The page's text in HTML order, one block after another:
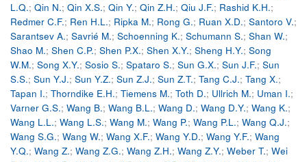
L.Q.; Qin N.; Qin X.S.; Qin Y.; Qin Z.H.; Qiu J.F.; Rashid K.H.;
Redmer C.F.; Ren H.L.; Ripka M.; Rong G.; Ruan X.D.; Santoro V.;
Sarantsev A.; Savrié M.; Schoenning K.; Schumann S.; Shan W.;
Shao M.; Shen C.P.; Shen P.X.; Shen X.Y.; Sheng H.Y.; Song
W.M.; Song X.Y.; Sosio S.; Spataro S.; Sun G.X.; Sun J.F.; Sun
S.S.; Sun Y.J.; Sun Y.Z.; Sun Z.J.; Sun Z.T.; Tang C.J.; Tang X.;
Tapan I.; Thorndike E.H.; Tiemens M.; Toth D.; Ullrich M.; Uman I.;
Varner G.S.; Wang B.; Wang B.L.; Wang D.; Wang D.Y.; Wang K.;
Wang L.L.; Wang L.S.; Wang M.; Wang P.; Wang P.L.; Wang Q.J.;
Wang S.G.; Wang W.; Wang X.F.; Wang Y.D.; Wang Y.F.; Wang
Y.Q.; Wang Z.; Wang Z.G.; Wang Z.H.; Wang Z.Y.; Weber T.; Wei